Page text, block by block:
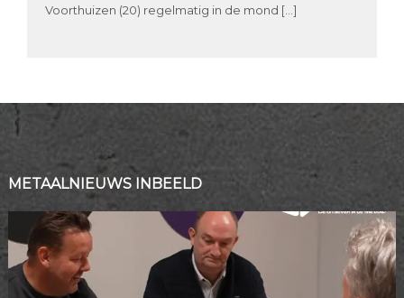
Voorthuizen (20) regelmatig in de mond […]
METAALNIEUWS INBEELD